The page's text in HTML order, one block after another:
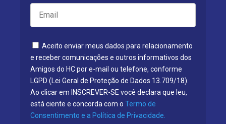
Aceito enviar meus dados para relacionamento
e receber comunicações e outros informativos dos
Amigos do HC por e-mail ou telefone, conforme
LGPD (Lei Geral de Proteção de Dados 13.709/18).
Ao clicar em INSCREVER-SE você declara que leu,
está ciente e concorda com o Termo de
Consentimento e a Política de Privacidade.